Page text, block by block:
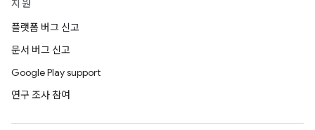
지원
플랫폼 버그 신고
문서 버그 신고
Google Play support
연구 조사 참여